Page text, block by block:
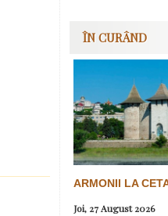
ÎN CURÂND
ARMONII LA
Joi, 27 August 2026